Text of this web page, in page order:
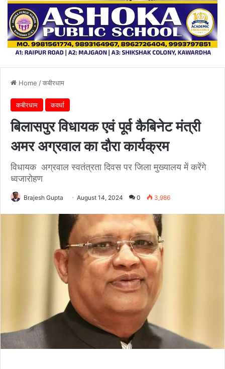
Home /कबीरधाम
कबीरधाम कवर्धा
बिलासपुर विधायक एवं पूर्व कैबिनेट मंत्री
अमर अग्रवाल का दौरा कार्यक्रम
विधायक अग्रवाल स्वतंत्रता दिवस पर जिला मुख्यालय में करेंगे
ध्वजारोहण
Brajesh Gupta August 14, 2024 0 3,986